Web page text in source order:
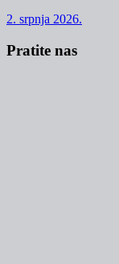
2. srpnja 2026.
Pratite nas